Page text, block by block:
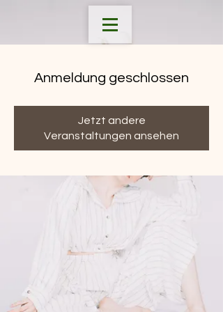
Anmeldung geschlossen
Jetzt andere
Veranstaltungen ansehen